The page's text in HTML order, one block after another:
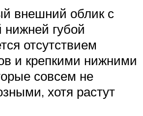
внешний облик с
нижней губой
отсутствием
и крепкими нижними
совсем не
хотя растут